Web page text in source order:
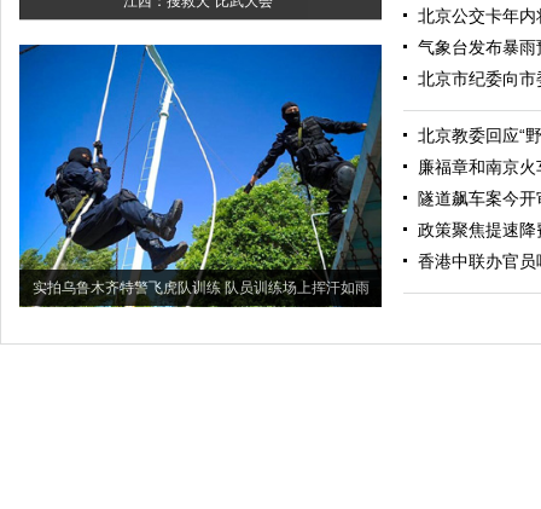
实拍乌鲁木齐特警飞虎队训练 队员训练场上挥汗如雨
北京公交卡年
气象台发布暴
北京市纪委向
北京教委回应“
廉福章和南京
隧道飙车案今
政策聚焦提速
香港中联办官